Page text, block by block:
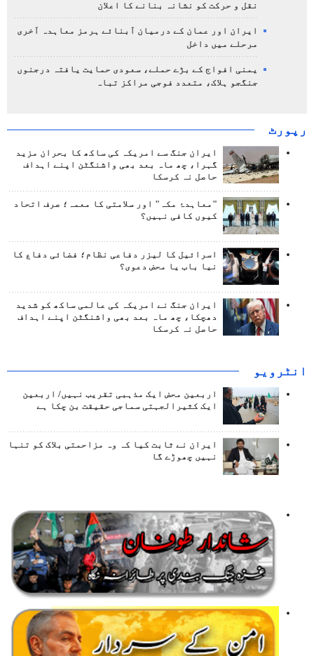
نقل و حرکت کو نشانہ بنانے کا اعلان
ایران اور عمان کے درمیان آبنائے ہرمز معاہدہ آخری
مرحلے میں داخل
یمنی افواج کے بڑے حملے، سعودی حمایت یافتہ درجنوں
جنگجو ہلاک، متعدد فوجی مراکز تباہ
رپورٹ
ایران جنگ سے امریکہ کی ساکھ کا بحران مزید
گہرا، چھ ماہ بعد بھی واشنگٹن اپنے اہداف
حاصل نہ کرسکا
"معاہدۂ مکہ" اور سلامتی کا معمہ؛ صرف اتحاد
کیوں کافی نہیں؟
اسرائیل کا لیزر دفاعی نظام؛ فضائی دفاع کا
نیا باب یا محض دعوی؟
ایران جنگ نے امریکہ کی عالمی ساکھ کو شدید
دھچکا، چھ ماہ بعد بھی واشنگٹن اپنے اہداف
حاصل نہ کرسکا
انٹرويو
اربعین محض ایک مذہبی تقریب نہیں/ اربعین
ایک کثیرالجہتی سماجی حقیقت بن چکا ہے
ایران نے ثابت کیا کہ وہ مزاحمتی بلاک کو تنہا
نہیں چھوڑے گا